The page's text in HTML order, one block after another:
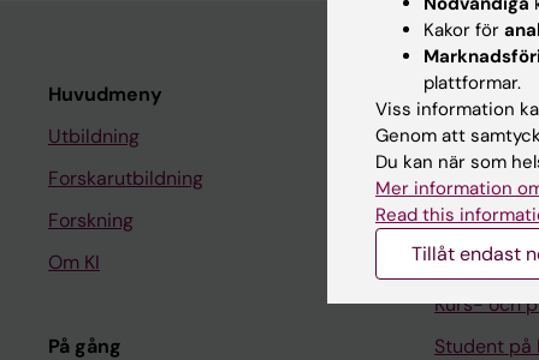
Huvudmeny
Utbildning
Forskarutbildning
Forskning
Om KI
På gång
Student
Ladok
Canvas
Schema
Kurs- och
Student på
Kakor för
plattformar.
Viss information
Genom att
Du kan när som
Mer information
Read this
Tillåt endast